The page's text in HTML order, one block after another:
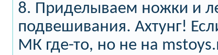
8. Приделываем ножки и
подвешивания. Ахтунг!
МК где-то, но не на